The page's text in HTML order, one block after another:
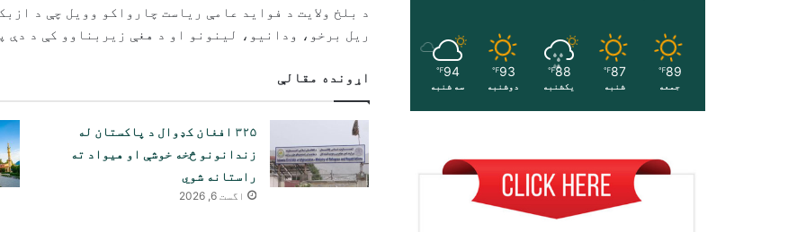
د بلخ ولایت د فواید عامې ریاست چارواکو وویل چې د
ریل برخو، ودانیو، لینونو او د هغې زیربناوو کې د دې پروژې لګښت ۶.۳
اړونده مقالې
۳۲۵ افغان کډوال د پاکستان له
زندانونو څخه خوشې او هیواد ته
راستانه شوي
اگست 6, 2026
89
℉
جمعه
87
℉
شنبه
88
℉
یکشنبه
93
℉
دوشنبه
94
℉
سه شنبه